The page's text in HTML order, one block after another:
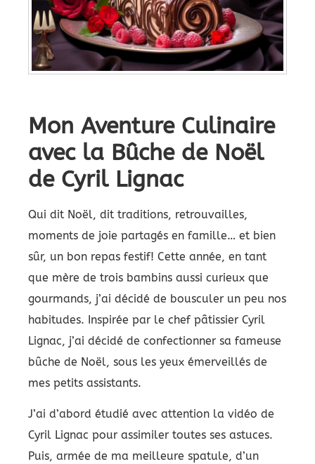
Mon Aventure Culinaire
avec la Bûche de Noël
de Cyril Lignac
Qui dit Noël, dit traditions, retrouvailles,
moments de joie partagés en famille… et bien
sûr, un bon repas festif! Cette année, en tant
que mère de trois bambins aussi curieux que
gourmands, j’ai décidé de bousculer un peu nos
habitudes. Inspirée par le chef pâtissier Cyril
Lignac, j’ai décidé de confectionner sa fameuse
bûche de Noël, sous les yeux émerveillés de
mes petits assistants.
J’ai d’abord étudié avec attention la vidéo de
Cyril Lignac pour assimiler toutes ses astuces.
Puis, armée de ma meilleure spatule, d’un